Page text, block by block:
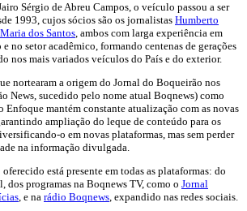
Sérgio de Abreu Campos, o veículo passou a ser
1993, cujos sócios são os jornalistas Humberto
dos Santos, ambos com larga experiência em
no setor acadêmico, formando centenas de gerações
nos mais variados veículos do País e do exterior.
nortearam a origem do Jornal do Boqueirão nos
News, sucedido pelo nome atual Boqnews) como
Enfoque mantém constante atualização com as novas
ampliação do leque de conteúdo para os
o em novas plataformas, mas sem perder
na informação divulgada.
está presente em todas as plataformas: do
programas na Boqnews TV, como o Jornal
, e na rádio Boqnews, expandido nas redes sociais.